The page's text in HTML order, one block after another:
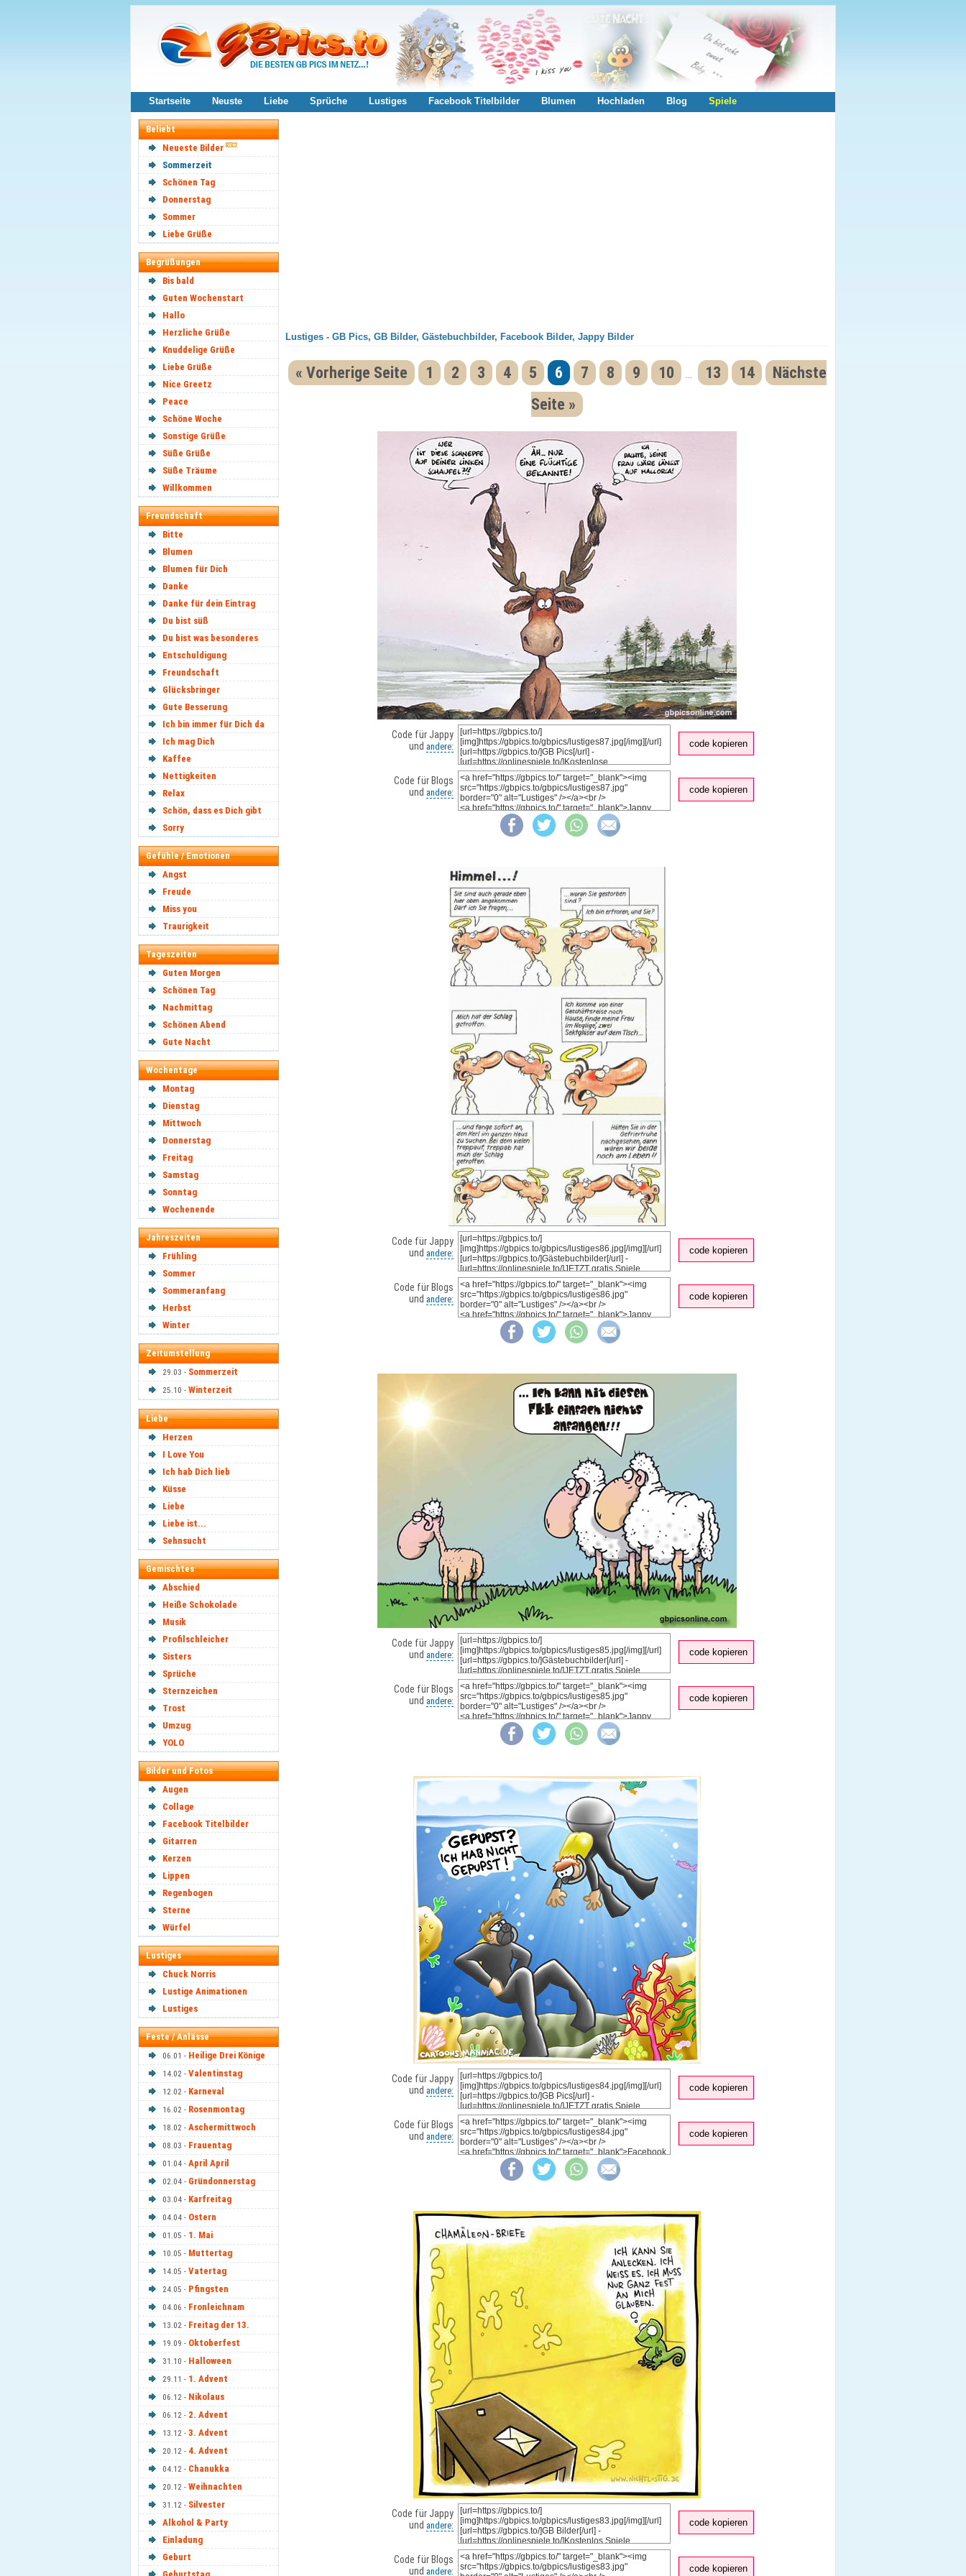
Startseite Neuste Liebe Sprüche Lustiges Facebook Titelbilder Blumen Hochladen Blog Spiele
Beliebt
Neueste Bilder
Sommerzeit
Schönen Tag
Donnerstag
Sommer
Liebe Grüße
Begrüßungen
Bis bald
Guten Wochenstart
Hallo
Herzliche Grüße
Knuddelige Grüße
Liebe Grüße
Nice Greetz
Peace
Schöne Woche
Sonstige Grüße
Süße Grüße
Süße Träume
Willkommen
Freundschaft
Bitte
Blumen
Blumen für Dich
Danke
Danke für dein Eintrag
Du bist süß
Du bist was besonderes
Entschuldigung
Freundschaft
Glücksbringer
Gute Besserung
Ich bin immer für Dich da
Ich mag Dich
Kaffee
Nettigkeiten
Relax
Schön, dass es Dich gibt
Sorry
Gefühle / Emotionen
Angst
Freude
Miss you
Traurigkeit
Tageszeiten
Guten Morgen
Schönen Tag
Nachmittag
Schönen Abend
Gute Nacht
Wochentage
Montag
Dienstag
Mittwoch
Donnerstag
Freitag
Samstag
Sonntag
Wochenende
Jahreszeiten
Frühling
Sommer
Sommeranfang
Herbst
Winter
Zeitumstellung
29.03 - Sommerzeit
25.10 - Winterzeit
Liebe
Herzen
I Love You
Ich hab Dich lieb
Küsse
Liebe
Liebe ist...
Sehnsucht
Gemischtes
Abschied
Heiße Schokolade
Musik
Profilschleicher
Sisters
Sprüche
Sternzeichen
Trost
Umzug
YOLO
Bilder und Fotos
Augen
Collage
Facebook Titelbilder
Gitarren
Kerzen
Lippen
Regenbogen
Sterne
Würfel
Lustiges
Chuck Norris
Lustige Animationen
Lustiges
Feste / Anlässe
06.01 - Heilige Drei Könige
14.02 - Valentinstag
12.02 - Karneval
16.02 - Rosenmontag
18.02 - Aschermittwoch
08.03 - Frauentag
01.04 - April April
02.04 - Gründonnerstag
03.04 - Karfreitag
04.04 - Ostern
01.05 - 1. Mai
10.05 - Muttertag
14.05 - Vatertag
24.05 - Pfingsten
04.06 - Fronleichnam
13.02 - Freitag der 13.
19.09 - Oktoberfest
31.10 - Halloween
29.11 - 1. Advent
06.12 - Nikolaus
06.12 - 2. Advent
13.12 - 3. Advent
20.12 - 4. Advent
04.12 - Chanukka
20.12 - Weihnachten
31.12 - Silvester
Alkohol & Party
Einladung
Geburt
Lustiges - GB Pics, GB Bilder, Gästebuchbilder, Facebook Bilder, Jappy Bilder
« Vorherige Seite 1 2 3 4 5 6 7 8 9 10 13 14
Nächste
Seite »
Code für Jappy
und andere: code kopieren
Code für Blogs
und andere: code kopieren
Code für Jappy
und andere: code kopieren
Code für Blogs
und andere: code kopieren
Code für Jappy
und andere: code kopieren
Code für Blogs
und andere: code kopieren
Code für Jappy
und andere: code kopieren
Code für Blogs
und andere: code kopieren
Code für Jappy
und andere: code kopieren
Code für Blogs
und andere: code kopieren